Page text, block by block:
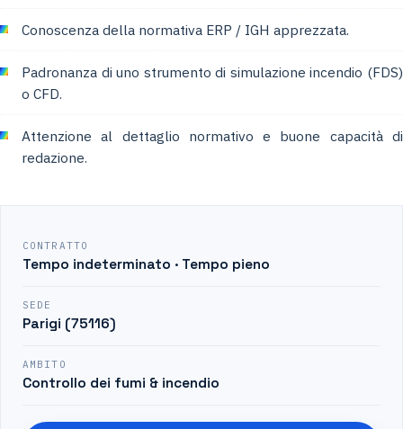
Conoscenza della normativa ERP / IGH apprezzata.
Padronanza di uno strumento di simulazione incendio (FDS)
o CFD.
Attenzione al dettaglio normativo e buone capacità di
redazione.
CONTRATTO
Tempo indeterminato · Tempo pieno
SEDE
Parigi (75116)
AMBITO
Controllo dei fumi & incendio